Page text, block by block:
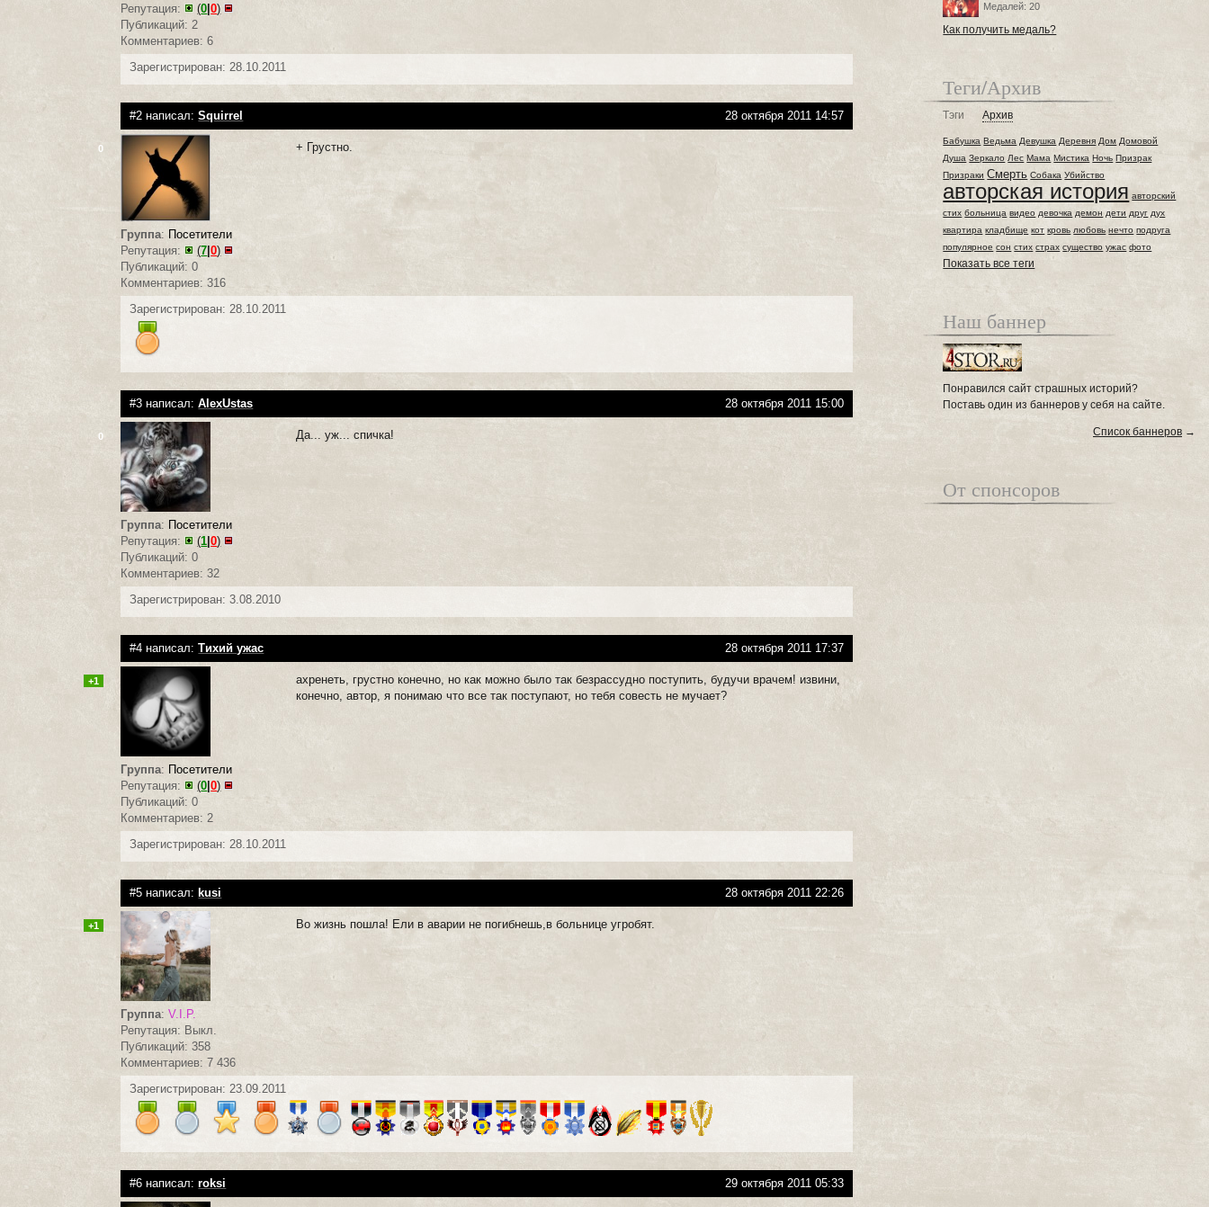
Репутация:
(0 |0)
Публикаций: 2
Комментариев: 6
Зарегистрирован: 28.10.2011
#2 написал:Squirrel 28 октября 2011 14:57
0
Группа: Посетители
Репутация:
(7 |0)
Публикаций: 0
Комментариев: 316
+ Грустно.
Зарегистрирован: 28.10.2011
#3 написал:AlexUstas 28 октября 2011 15:00
0
Группа: Посетители
Репутация:
(1 |0)
Публикаций: 0
Комментариев: 32
Да... уж... спичка!
Зарегистрирован: 3.08.2010
#4 написал:Тихий ужас 28 октября 2011 17:37
+1
Группа: Посетители
Репутация:
(0 |0)
Публикаций: 0
Комментариев: 2
ахренеть, грустно конечно, но как можно было так безрассудно поступить, будучи врачем! извини,
конечно, автор, я понимаю что все так поступают, но тебя совесть не мучает?
Зарегистрирован: 28.10.2011
#5 написал: kusi 28 октября 2011 22:26
+1
Группа:V.I.P.
Репутация: Выкл.
Публикаций: 358
Комментариев: 7 436
Во жизнь пошла! Ели в аварии не погибнешь,в больнице угробят.
Зарегистрирован: 23.09.2011
#6 написал:roksi 29 октября 2011 05:33
Медалей: 20
Как получить медаль?
Теги/Архив
Тэги Архив
Бабушка Ведьма Девушка Деревня Дом Домовой
Душа Зеркало Лес Мама Мистика Ночь Призрак
Призраки Смерть Собака Убийство
авторская история авторский
стих больница видео девочка демон дети друг дух
квартира кладбище кот кровь любовь нечто подруга
популярное сон стих страх существо ужас фото
Показать все теги
Наш баннер
Понравился сайт страшных историй?
Поставь один из баннеров у себя на сайте.
Список баннеров →
От спонсоров